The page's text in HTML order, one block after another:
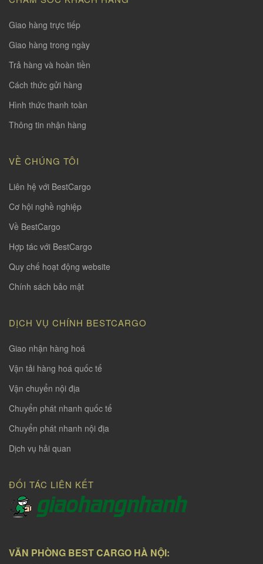
Giao hàng trực tiếp
Giao hàng trong ngày
Trả hàng và hoàn tiền
Cách thức gửi hàng
Hình thức thanh toàn
Thông tin nhận hàng
VỀ CHÚNG TÔI
Liên hệ với BestCargo
Cơ hội nghề nghiệp
Về BestCargo
Hợp tác với BestCargo
Quy chế hoạt động website
Chính sách bảo mật
DỊCH VỤ CHÍNH BESTCARGO
Giao nhận hàng hoá
Vận tải hàng hoá quốc tế
Vận chuyển nội địa
Chuyển phát nhanh quốc tế
Chuyển phát nhanh nội địa
Dịch vụ hải quan
ĐỐI TÁC LIÊN KẾT
VĂN PHÒNG BEST CARGO HÀ NỘI: